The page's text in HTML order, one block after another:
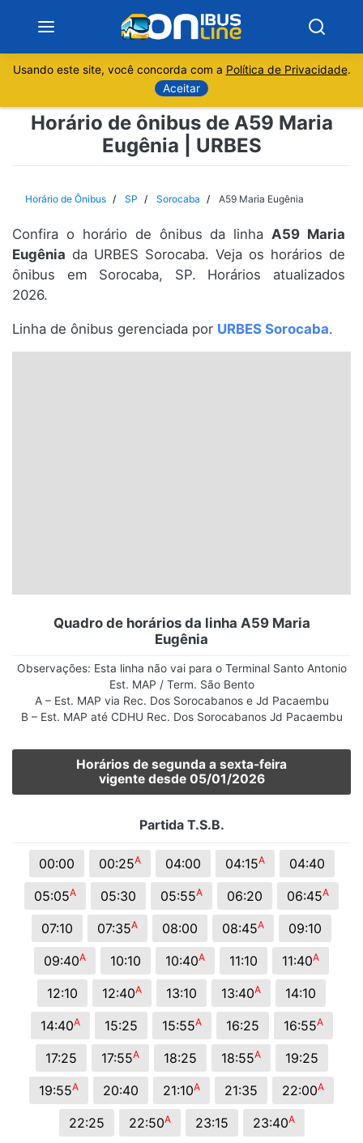
Sobre
Rio de Janeiro
Espírito Santo
Paraná
Usando este site, você concorda com a Política de Privacidade.
Aceitar
Horário de ônibus de A59 Maria
Eugênia | URBES
Horário de Ônibus SP Sorocaba A59 Maria Eugênia
Confira o horário de ônibus da linhaA59 Maria
Eugênia da URBES Sorocaba. Veja os horários de
ônibus em Sorocaba, SP. Horários atualizados
2026.
Linha de ônibus gerenciada por URBES Sorocaba.
Quadro de horários da linha A59 Maria
Eugênia
Observações: Esta linha não vai para o Terminal Santo Antonio
Est. MAP / Term. São Bento
A – Est. MAP via Rec. Dos Sorocabanos e Jd Pacaembu
B – Est. MAP até CDHU Rec. Dos Sorocabanos Jd Pacaembu
Horários de segunda a sexta-feira
vigente desde 05/01/2026
Partida T.S.B.
00:00 00:25A 04:00 04:15A
04:40
05:05A 05:30 05:55A 06:20 06:45A
07:10 07:35A 08:00 08:45A
09:10
09:40A 10:10 10:40A 11:10 11:40A
12:10 12:40A 13:10 13:40A
14:10
14:40A 15:25 15:55A 16:25 16:55A
17:25 17:55A 18:25 18:55A
19:25
19:55A 20:40 21:10A 21:35 22:00A
22:25 22:50A 23:15 23:40A